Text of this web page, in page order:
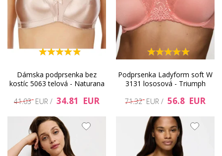
Dámska podprsenka bez
kostíc 5063 telová - Naturana
41.03 EUR / 34.81 EUR
Podprsenka Ladyform soft W
3131 lososová - Triumph
71.32 EUR / 56.8 EUR